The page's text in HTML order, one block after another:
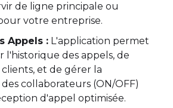
de ligne principale ou
votre entreprise.
Appels : L'application permet
l'historique des appels, de
et de gérer la
collaborateurs (ON/OFF)
d'appel optimisée.